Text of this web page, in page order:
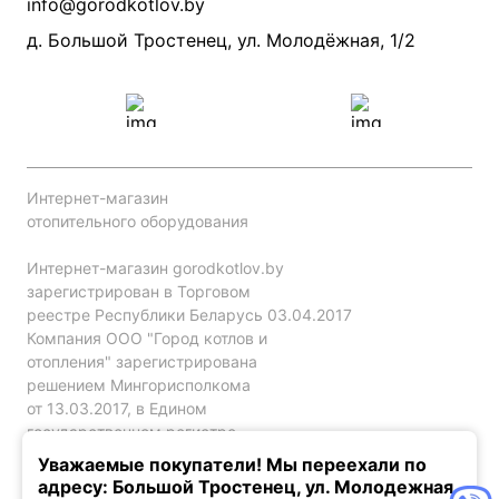
Прайс по монтажу систем отопления
Проект систем отопления
info@gorodkotlov.by
д. Большой Тростенец, ул. Молодёжная, 1/2
Интернет-магазин
отопительного оборудования
Интернет-магазин gorodkotlov.by
зарегистрирован в Торговом
реестре Республики Беларусь 03.04.2017
Компания ООО "Город котлов и
отопления" зарегистрирована
решением Мингорисполкома
от 13.03.2017, в Едином
государственном регистре
юр. лиц и индивидуальных
предпринимателей за №192786120.
Уважаемые покупатели! Мы переехали по
адресу: Большой Тростенец, ул. Молодежная,